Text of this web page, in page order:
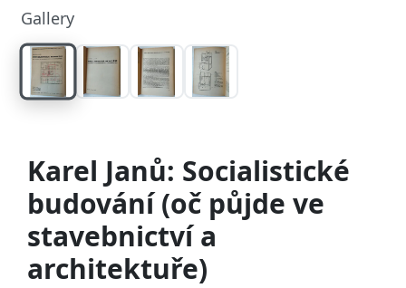
Gallery
Karel Janů: Socialistické
budování (oč půjde ve
stavebnictví a
architektuře)